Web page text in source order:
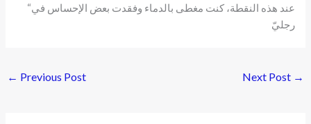
“عند هذه النقطة، كنت مغطى بالدماء وفقدت بعض الإحساس في
رجليّ
← Previous Post Next Post →